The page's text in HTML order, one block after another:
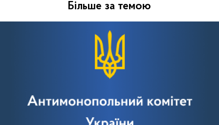
Більше за темою